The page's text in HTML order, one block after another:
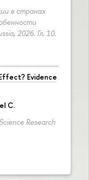
в странах
2026. Гл. 10.
Evidence
C.
Research